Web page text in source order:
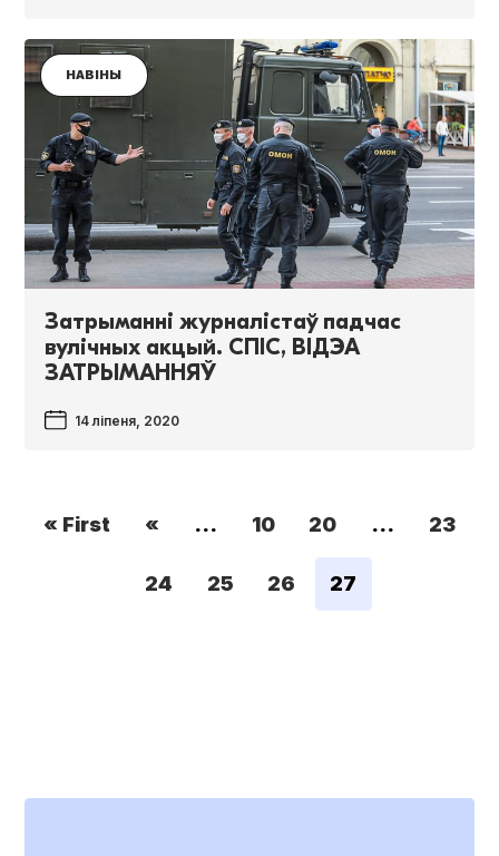
НАВІНЫ
Затрыманні журналістаў падчас
вулічных акцый. СПІС, ВІДЭА
ЗАТРЫМАННЯЎ
14 ліпеня, 2020
« First « ... 10 20 ... 23
24 25 26 27